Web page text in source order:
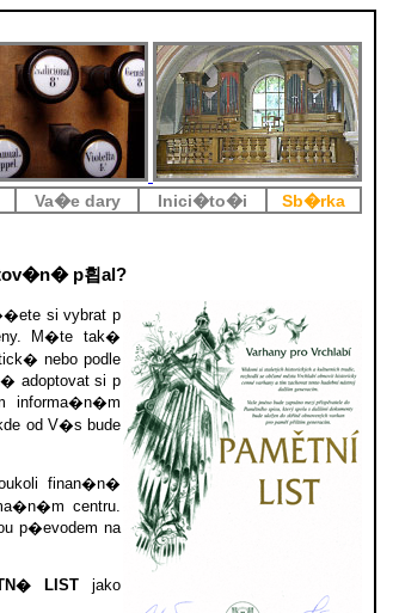
Va�e dary Inici�to�i Sb�rka
p횝al?
si vybrat p
M�te tak�
nebo podle
si p
informa�n�m
od V�s bude
finan�n�
centru.
p�evodem na
LISTjako